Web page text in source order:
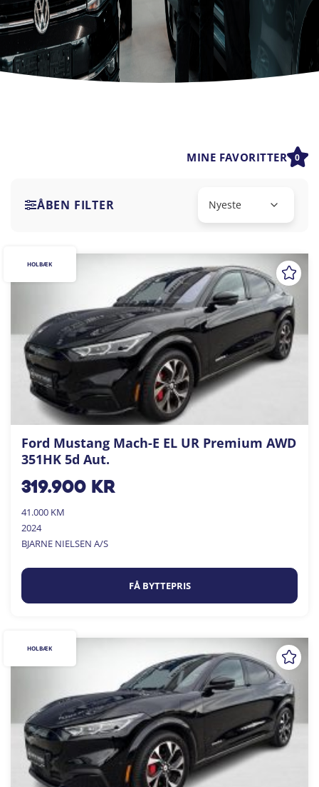
MINE FAVORITTER 0
ÅBEN FILTER
Ford Mustang Mach-E EL UR Premium AWD
351HK 5d Aut.
319.900kr
41.000 KM
2024
BJARNE NIELSEN A/S
FÅ BYTTEPRIS
HOLBÆK
HOLBÆK